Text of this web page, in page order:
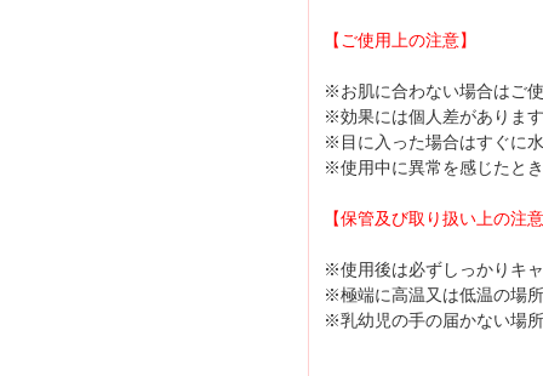
【ご使用上の注意】
※お肌に合わない場合はご
※効果には個人差がありま
※目に入った場合はすぐに
※使用中に異常を感じたと
【保管及び取り扱い上の注
※使用後は必ずしっかりキ
※極端に高温又は低温の場
※乳幼児の手の届かない場